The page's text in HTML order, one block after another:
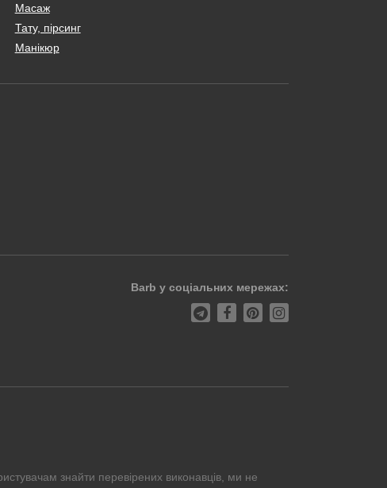
Масаж
Тату, пірсинг
Манікюр
Barb у соціальних мережах:
знайти перевірених виконавців, ми не